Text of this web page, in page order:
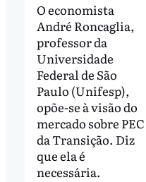
O economista
André Roncaglia,
professor da
Universidade
Federal de São
Paulo (Unifesp),
opõe-se à visão do
mercado sobre PEC
da Transição. Diz
que ela é
necessária.